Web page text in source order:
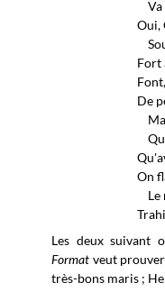
Va
Oui,
Fort
De
On
Le
Les deux suivant
Format veut
très-bons maris ;